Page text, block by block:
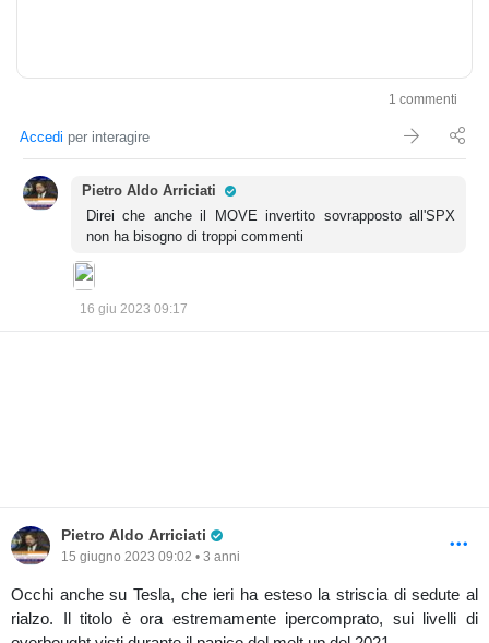
1 commenti
Accedi per interagire
Pietro Aldo Arriciati
Direi che anche il MOVE invertito sovrapposto all'SPX
non ha bisogno di troppi commenti
16 giu 2023 09:17
Pietro Aldo Arriciati
15 giugno 2023 09:02 • 3 anni
Occhi anche su Tesla, che ieri ha esteso la striscia di sedute al
rialzo. Il titolo è ora estremamente ipercomprato, sui livelli di